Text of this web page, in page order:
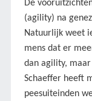
De
(agility) na
Natuurlijk weet
mens dat er
dan agility,
Schaeffer heeft
peesuiteinden